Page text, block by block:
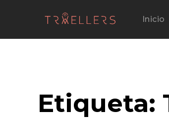
Inicio
Etiqueta: